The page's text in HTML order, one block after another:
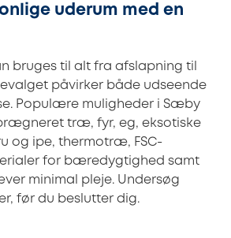
uderum med en
bruges til alt fra afslapning til
påvirker både udseende
Populære muligheder i Sæby
træ, fyr, eg, eksotiske
og ipe, thermotræ, FSC-
for bæredygtighed samt
minimal pleje. Undersøg
før du beslutter dig.